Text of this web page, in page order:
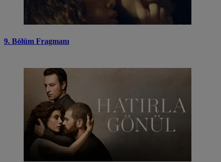
9. Bölüm Fragmanı